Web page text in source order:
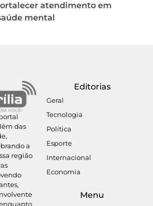
atendimento em
mental
das
a
região
Editorias
Geral
Tecnologia
Política
Esporte
Internacional
Economia
Menu